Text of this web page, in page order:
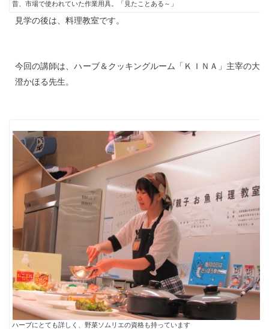
昔、市場で使われていた作業用具。「見たことある～」
見学の後は、料理教室です。
今回の講師は、ハーブ＆クッキングルーム「ＫＩＮＡ」主宰の大
澄かほる先生。
ハーブにとても詳しく、野菜ソムリエの資格も持っています